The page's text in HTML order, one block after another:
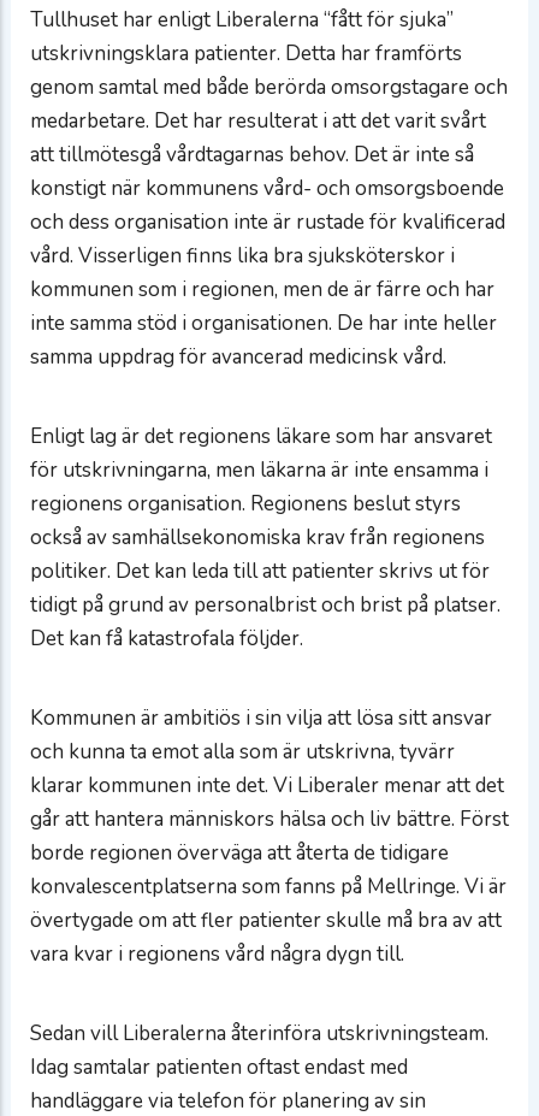
Tullhuset har enligt Liberalerna “fått för sjuka”
utskrivningsklara patienter. Detta har framförts
genom samtal med både berörda omsorgstagare och
medarbetare. Det har resulterat i att det varit svårt
att tillmötesgå vårdtagarnas behov. Det är inte så
konstigt när kommunens vård- och omsorgsboende
och dess organisation inte är rustade för kvalificerad
vård. Visserligen finns lika bra sjuksköterskor i
kommunen som i regionen, men de är färre och har
inte samma stöd i organisationen. De har inte heller
samma uppdrag för avancerad medicinsk vård.
Enligt lag är det regionens läkare som har ansvaret
för utskrivningarna, men läkarna är inte ensamma i
regionens organisation. Regionens beslut styrs
också av samhällsekonomiska krav från regionens
politiker. Det kan leda till att patienter skrivs ut för
tidigt på grund av personalbrist och brist på platser.
Det kan få katastrofala följder.
Kommunen är ambitiös i sin vilja att lösa sitt ansvar
och kunna ta emot alla som är utskrivna, tyvärr
klarar kommunen inte det. Vi Liberaler menar att det
går att hantera människors hälsa och liv bättre. Först
borde regionen överväga att återta de tidigare
konvalescentplatserna som fanns på Mellringe. Vi är
övertygade om att fler patienter skulle må bra av att
vara kvar i regionens vård några dygn till.
Sedan vill Liberalerna återinföra utskrivningsteam.
Idag samtalar patienten oftast endast med
handläggare via telefon för planering av sin